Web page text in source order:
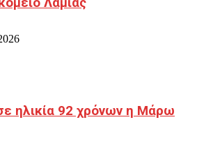
ηλικία 92 χρόνων η Μάρω